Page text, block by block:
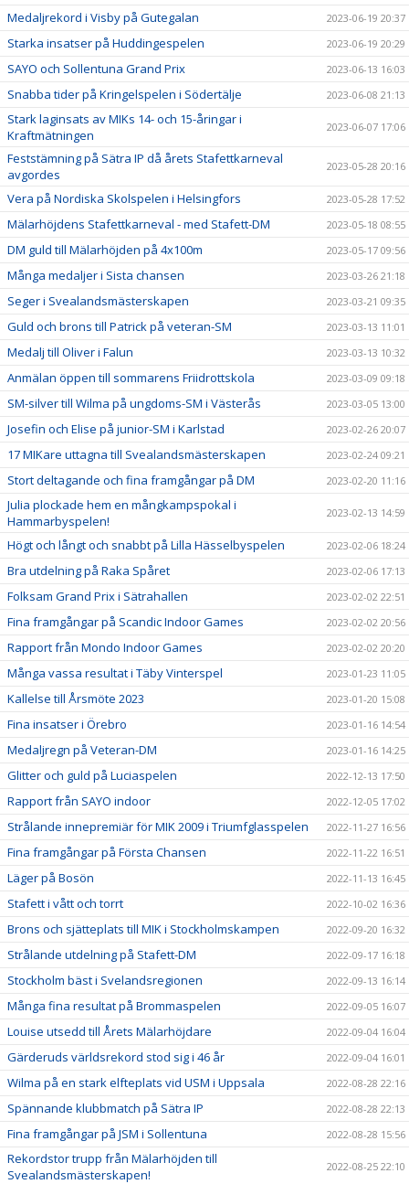
Medaljrekord i Visby på Gutegalan 2023-06-19 20:37
Starka insatser på Huddingespelen 2023-06-19 20:29
SAYO och Sollentuna Grand Prix 2023-06-13 16:03
Snabba tider på Kringelspelen i Södertälje 2023-06-08 21:13
Stark laginsats av MIKs 14- och 15-åringar i
Kraftmätningen
2023-06-07 17:06
Feststämning på Sätra IP då årets Stafettkarneval
avgordes
2023-05-28 20:16
Vera på Nordiska Skolspelen i Helsingfors 2023-05-28 17:52
Mälarhöjdens Stafettkarneval - med Stafett-DM 2023-05-18 08:55
DM guld till Mälarhöjden på 4x100m 2023-05-17 09:56
Många medaljer i Sista chansen 2023-03-26 21:18
Seger i Svealandsmästerskapen 2023-03-21 09:35
Guld och brons till Patrick på veteran-SM 2023-03-13 11:01
Medalj till Oliver i Falun 2023-03-13 10:32
Anmälan öppen till sommarens Friidrottskola 2023-03-09 09:18
SM-silver till Wilma på ungdoms-SM i Västerås 2023-03-05 13:00
Josefin och Elise på junior-SM i Karlstad 2023-02-26 20:07
17 MIKare uttagna till Svealandsmästerskapen 2023-02-24 09:21
Stort deltagande och fina framgångar på DM 2023-02-20 11:16
Julia plockade hem en mångkampspokal i
Hammarbyspelen!
2023-02-13 14:59
Högt och långt och snabbt på Lilla Hässelbyspelen 2023-02-06 18:24
Bra utdelning på Raka Spåret 2023-02-06 17:13
Folksam Grand Prix i Sätrahallen 2023-02-02 22:51
Fina framgångar på Scandic Indoor Games 2023-02-02 20:56
Rapport från Mondo Indoor Games 2023-02-02 20:20
Många vassa resultat i Täby Vinterspel 2023-01-23 11:05
Kallelse till Årsmöte 2023 2023-01-20 15:08
Fina insatser i Örebro 2023-01-16 14:54
Medaljregn på Veteran-DM 2023-01-16 14:25
Glitter och guld på Luciaspelen 2022-12-13 17:50
Rapport från SAYO indoor 2022-12-05 17:02
Strålande innepremiär för MIK 2009 i Triumfglasspelen 2022-11-27 16:56
Fina framgångar på Första Chansen 2022-11-22 16:51
Läger på Bosön 2022-11-13 16:45
Stafett i vått och torrt 2022-10-02 16:36
Brons och sjätteplats till MIK i Stockholmskampen 2022-09-20 16:32
Strålande utdelning på Stafett-DM 2022-09-17 16:18
Stockholm bäst i Svelandsregionen 2022-09-13 16:14
Många fina resultat på Brommaspelen 2022-09-05 16:07
Louise utsedd till Årets Mälarhöjdare 2022-09-04 16:04
Gärderuds världsrekord stod sig i 46 år 2022-09-04 16:01
Wilma på en stark elfteplats vid USM i Uppsala 2022-08-28 22:16
Spännande klubbmatch på Sätra IP 2022-08-28 22:13
Fina framgångar på JSM i Sollentuna 2022-08-28 15:56
Rekordstor trupp från Mälarhöjden till
Svealandsmästerskapen!
2022-08-25 22:10